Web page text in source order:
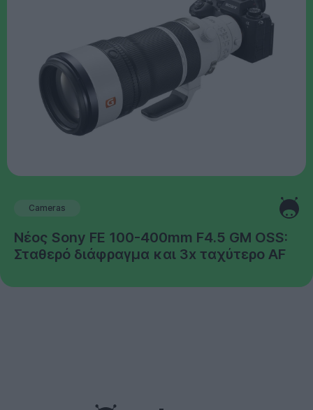
Cameras
Νέος Sony FE 100-400mm F4.5 GM OSS:
Σταθερό διάφραγμα και 3x ταχύτερο AF